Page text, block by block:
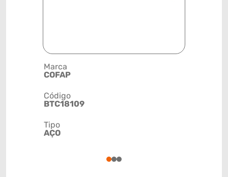
Marca
COFAP
Código
BTC18109
Tipo
AÇO
123